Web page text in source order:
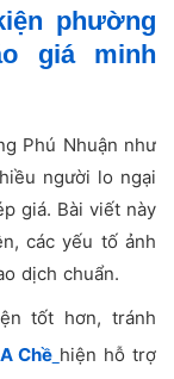
phường
giá minh
Phú Nhuận như
người lo ngại
giá. Bài viết này
các yếu tố ảnh
dịch chuẩn.
tốt hơn, tránh
Chề hiện hỗ trợ